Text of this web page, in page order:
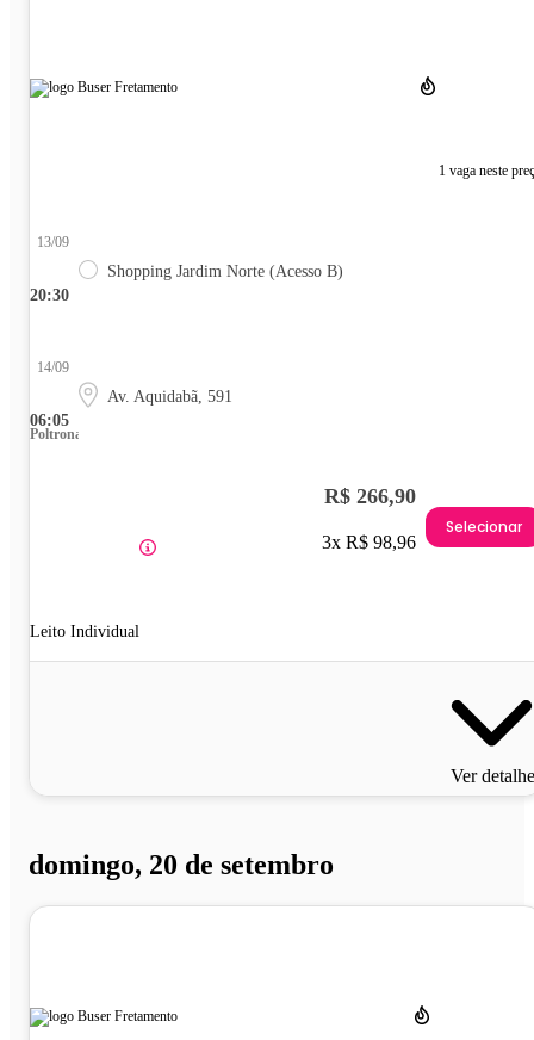
1 vaga neste
20:30
13/09
Shopping Jardim Norte (Acesso B)
06:05
14/09
Av. Aquidabã, 591
Poltrona
Leito Individual
R$ 266,90
3x R$ 98,96
Selecionar
Ver
domingo, 20 de setembro